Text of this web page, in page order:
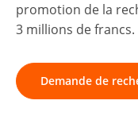
promotion de la
3 millions de francs.
Demande de